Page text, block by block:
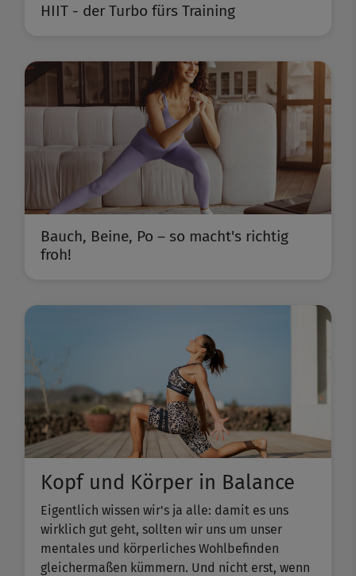
HIIT - der Turbo fürs Training
Bauch, Beine, Po – so macht's richtig
froh!
Kopf und Körper in Balance
Eigentlich wissen wir's ja alle: damit es uns
wirklich gut geht, sollten wir uns um unser
mentales und körperliches Wohlbefinden
gleichermaßen kümmern. Und nicht erst, wenn